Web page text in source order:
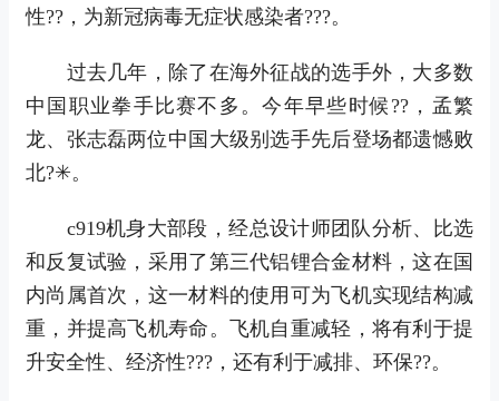
性??，为新冠病毒无症状感染者???。
过去几年，除了在海外征战的选手外，大多数
中国职业拳手比赛不多。今年早些时候??，孟繁
龙、张志磊两位中国大级别选手先后登场都遗憾败
北?✳。
c919机身大部段，经总设计师团队分析、比选
和反复试验，采用了第三代铝锂合金材料，这在国
内尚属首次，这一材料的使用可为飞机实现结构减
重，并提高飞机寿命。飞机自重减轻，将有利于提
升安全性、经济性???，还有利于减排、环保??。